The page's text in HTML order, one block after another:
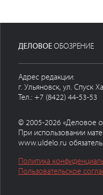
ДЕЛОВОЕОБОЗРЕНИЕ
Адрес редакции:
г. Ульяновск, ул. Спуск
Тел.: +7 (8422) 44-53-53
© 2005-2026 «Деловое
При использовании
www.uldelo.ru
Политика
Пользовательское